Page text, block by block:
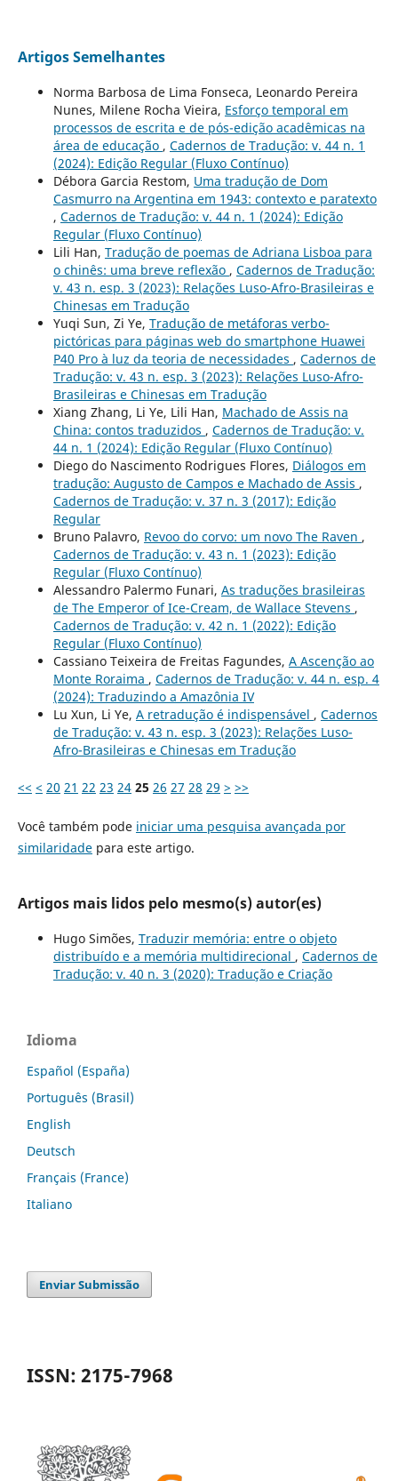
Artigos Semelhantes
Norma Barbosa de Lima Fonseca, Leonardo Pereira
Nunes, Milene Rocha Vieira, Esforço temporal em
processos de escrita e de pós-edição acadêmicas na
área de educação , Cadernos de Tradução: v. 44 n. 1
(2024): Edição Regular (Fluxo Contínuo)
Débora Garcia Restom, Uma tradução de Dom
Casmurro na Argentina em 1943: contexto e paratexto
, Cadernos de Tradução: v. 44 n. 1 (2024): Edição
Regular (Fluxo Contínuo)
Lili Han, Tradução de poemas de Adriana Lisboa para
o chinês: uma breve reflexão , Cadernos de Tradução:
v. 43 n. esp. 3 (2023): Relações Luso-Afro-Brasileiras e
Chinesas em Tradução
Yuqi Sun, Zi Ye, Tradução de metáforas verbo-
pictóricas para páginas web do smartphone Huawei
P40 Pro à luz da teoria de necessidades , Cadernos de
Tradução: v. 43 n. esp. 3 (2023): Relações Luso-Afro-
Brasileiras e Chinesas em Tradução
Xiang Zhang, Li Ye, Lili Han, Machado de Assis na
China: contos traduzidos , Cadernos de Tradução: v.
44 n. 1 (2024): Edição Regular (Fluxo Contínuo)
Diego do Nascimento Rodrigues Flores, Diálogos em
tradução: Augusto de Campos e Machado de Assis ,
Cadernos de Tradução: v. 37 n. 3 (2017): Edição
Regular
Bruno Palavro, Revoo do corvo: um novo The Raven ,
Cadernos de Tradução: v. 43 n. 1 (2023): Edição
Regular (Fluxo Contínuo)
Alessandro Palermo Funari, As traduções brasileiras
de The Emperor of Ice-Cream, de Wallace Stevens ,
Cadernos de Tradução: v. 42 n. 1 (2022): Edição
Regular (Fluxo Contínuo)
Cassiano Teixeira de Freitas Fagundes, A Ascenção ao
Monte Roraima , Cadernos de Tradução: v. 44 n. esp. 4
(2024): Traduzindo a Amazônia IV
Lu Xun, Li Ye, A retradução é indispensável , Cadernos
de Tradução: v. 43 n. esp. 3 (2023): Relações Luso-
Afro-Brasileiras e Chinesas em Tradução
<< < 20 21 22 23 24 25 26 27 28 29 > >>
Você também pode iniciar uma pesquisa avançada por
similaridadepara este artigo.
Artigos mais lidos pelo mesmo(s) autor(es)
Hugo Simões, Traduzir memória: entre o objeto
distribuído e a memória multidirecional , Cadernos de
Tradução: v. 40 n. 3 (2020): Tradução e Criação
Idioma
Español (España)
Português (Brasil)
English
Deutsch
Français (France)
Italiano
Enviar Submissão
ISSN: 2175-7968